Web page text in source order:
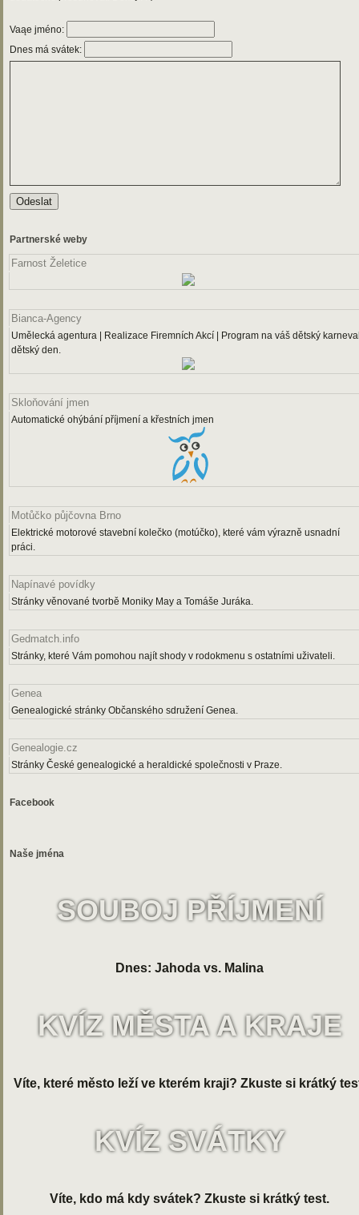
Vaąe jméno:
Dnes má svátek:
Partnerské weby
Farnost Želetice
Bianca-Agency
Umělecká agentura | Realizace Firemních Akcí | Program na váš dětský
dětský den.
Skloňování jmen
Automatické ohýbání příjmení a křestních jmen
Motůčko půjčovna Brno
Elektrické motorové stavební kolečko (motúčko), které vám výrazně usnadní
práci.
Napínavé povídky
Stránky věnované tvorbě Moniky May a Tomáše Juráka.
Gedmatch.info
Stránky, které Vám pomohou najít shody v rodokmenu s ostatními uživateli.
Genea
Genealogické stránky Občanského sdružení Genea.
Genealogie.cz
Stránky České genealogické a heraldické společnosti v Praze.
Facebook
Naše jména
SOUBOJ PŘÍJMENÍ
Dnes: Jahoda vs. Malina
KVÍZ MĚSTA A KRAJE
Víte, které město leží ve kterém kraji? Zkuste si krátký
KVÍZ SVÁTKY
Víte, kdo má kdy svátek? Zkuste si krátký test.